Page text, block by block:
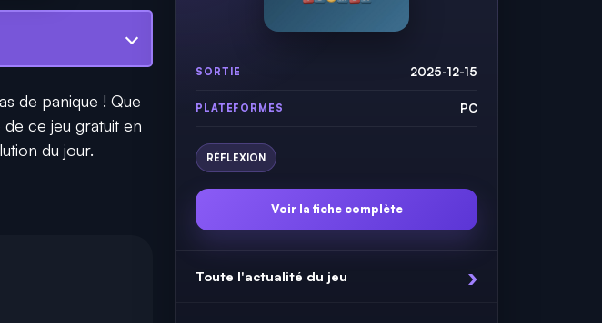
de panique ! Que
ce jeu gratuit en
du jour.
SORTIE 2025-12-15
PLATEFORMES PC
RÉFLEXION
Voir la fiche complète
Toute l'actualité du jeu